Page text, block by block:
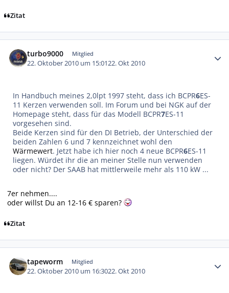
Zitat
turbo9000 Mitglied
22. Oktober 2010 um 15:0122. Okt 2010
In Handbuch meines 2,0lpt 1997 steht, dass ich BCPR6ES-
11 Kerzen verwenden soll. Im Forum und bei NGK auf der
Homepage steht, dass für das Modell BCPR7ES-11
vorgesehen sind.
Beide Kerzen sind für den DI Betrieb, der Unterschied der
beiden Zahlen 6 und 7 kennzeichnet wohl den
Wärmewert. Jetzt habe ich hier noch 4 neue BCPR6ES-11
liegen. Würdet ihr die an meiner Stelle nun verwenden
oder nicht? Der SAAB hat mittlerweile mehr als 110 kW ...
7er nehmen....
oder willst Du an 12-16 € sparen?
Zitat
tapeworm Mitglied
22. Oktober 2010 um 16:3022. Okt 2010